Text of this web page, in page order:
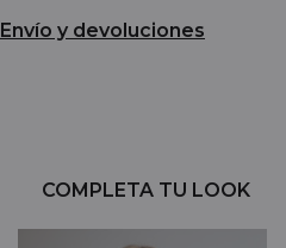
Envío y devoluciones
COMPLETA TU LOOK